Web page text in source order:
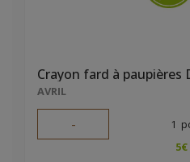
Crayon fard à paupières
AVRIL
- 1
5€